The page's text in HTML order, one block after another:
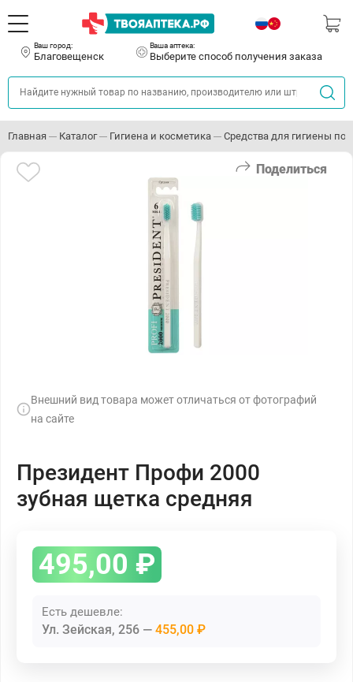
Ваш город:
Благовещенск
Ваша аптека:
Выберите способ получения заказа
Главная Каталог Гигиена и косметика Средства для гигиены
Поделиться
Внешний вид товара может отличаться от фотографий
на сайте
Президент Профи 2000
зубная щетка средняя
495,00 ₽
Есть дешевле:
Ул. Зейская, 256 455,00 ₽